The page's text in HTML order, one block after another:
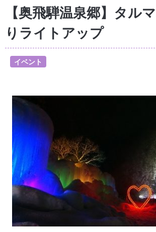
【奥飛騨温泉郷】タル
りライトアップ
イベント